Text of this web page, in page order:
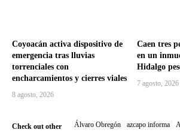
Coyoacán activa dispositivo de
emergencia tras lluvias
torrenciales con
encharcamientos y cierres viales
8 agosto, 2026
Caen tres
en un
Hidalgo
7 agosto, 2026
Check out other
Álvaro Obregón azcapo informa